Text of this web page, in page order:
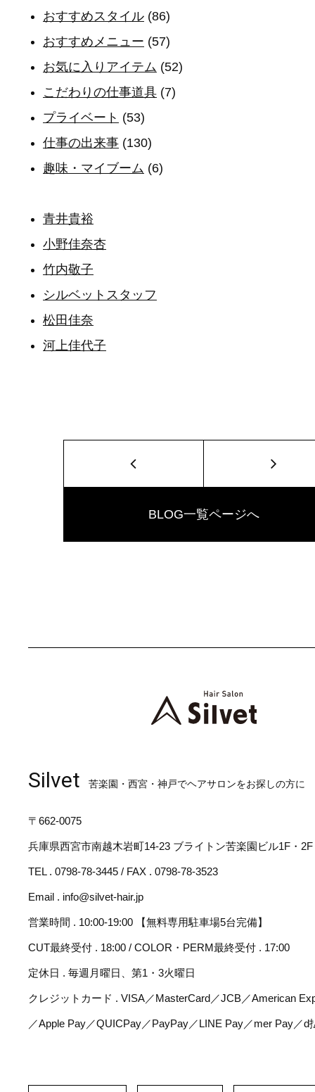
おすすめスタイル (86)
おすすめメニュー (57)
お気に入りアイテム (52)
こだわりの仕事道具 (7)
プライベート (53)
仕事の出来事 (130)
趣味・マイブーム (6)
青井貴裕
小野佳奈杏
竹内敬子
シルベットスタッフ
松田佳奈
河上佳代子
BLOG一覧ページへ
Silvet 苦楽園・西宮・神戸でヘアサロンをお探しの方に
〒662-0075
兵庫県西宮市南越木岩町14-23 ブライトン苦楽園ビル1F・2F
TEL . 0798-78-3445 / FAX . 0798-78-3523
Email . info@silvet-hair.jp
営業時間 . 10:00-19:00 【無料専用駐車場5台完備】
CUT最終受付 . 18:00 / COLOR・PERM最終受付 . 17:00
定休日 . 毎週月曜日、第1・3火曜日
クレジットカード . VISA／MasterCard／JCB／American
／Apple Pay／QUICPay／PayPay／LINE Pay／mer Pay／d